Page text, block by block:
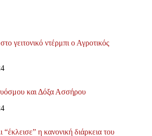
γειτονικό ντέρμπι ο Αγροτικός
και Δόξα Ασσήρου
η κανονική διάρκεια του